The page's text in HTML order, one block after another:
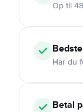
Op til
Har du
Betal